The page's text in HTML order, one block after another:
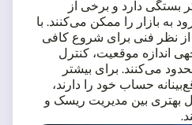
بستگی دارد و برخی از
با مبلغی تا $10 ورود به بازار را ممکن می‌کنند. با
نظر فنی برای شروع کافی
اندازه موقعیت، کنترل
می‌کنند. برای بیشتر
حساب خود را دارند،
حدود $500 تعادل بهتری بین مدیریت ریسک و